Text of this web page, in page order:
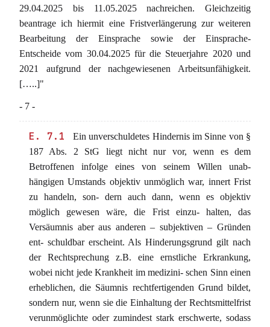
29.04.2025 bis 11.05.2025 nachreichen. Gleichzeitig
beantrage ich hiermit eine Fristverlängerung zur weiteren
Bearbeitung der Einsprache sowie der Einsprache-
Entscheide vom 30.04.2025 für die Steuerjahre 2020 und
2021 aufgrund der nachgewiesenen Arbeitsunfähigkeit.
[…..]"
- 7 -
E. 7.1
Ein unverschuldetes Hindernis im Sinne von §
187 Abs. 2 StG liegt nicht nur vor, wenn es dem
Betroffenen infolge eines von seinem Willen unab-
hängigen Umstands objektiv unmöglich war, innert Frist
zu handeln, son- dern auch dann, wenn es objektiv
möglich gewesen wäre, die Frist einzu- halten, das
Versäumnis aber aus anderen – subjektiven – Gründen
ent- schuldbar erscheint. Als Hinderungsgrund gilt nach
der Rechtsprechung z.B. eine ernstliche Erkrankung,
wobei nicht jede Krankheit im medizini- schen Sinn einen
erheblichen, die Säumnis rechtfertigenden Grund bildet,
sondern nur, wenn sie die Einhaltung der Rechtsmittelfrist
verunmöglichte oder zumindest stark erschwerte, sodass